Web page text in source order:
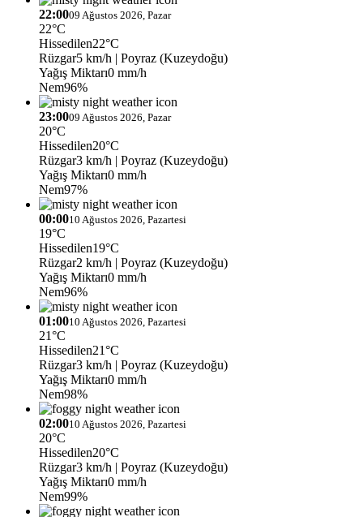
22:0009 Ağustos 2026, Pazar
22°C
Hissedilen22°C
Rüzgar5 km/h | Poyraz (Kuzeydoğu)
Yağış Miktarı0 mm/h
Nem96%
23:0009 Ağustos 2026, Pazar
20°C
Hissedilen20°C
Rüzgar3 km/h | Poyraz (Kuzeydoğu)
Yağış Miktarı0 mm/h
Nem97%
00:0010 Ağustos 2026, Pazartesi
19°C
Hissedilen19°C
Rüzgar2 km/h | Poyraz (Kuzeydoğu)
Yağış Miktarı0 mm/h
Nem96%
01:0010 Ağustos 2026, Pazartesi
21°C
Hissedilen21°C
Rüzgar3 km/h | Poyraz (Kuzeydoğu)
Yağış Miktarı0 mm/h
Nem98%
02:0010 Ağustos 2026, Pazartesi
20°C
Hissedilen20°C
Rüzgar3 km/h | Poyraz (Kuzeydoğu)
Yağış Miktarı0 mm/h
Nem99%